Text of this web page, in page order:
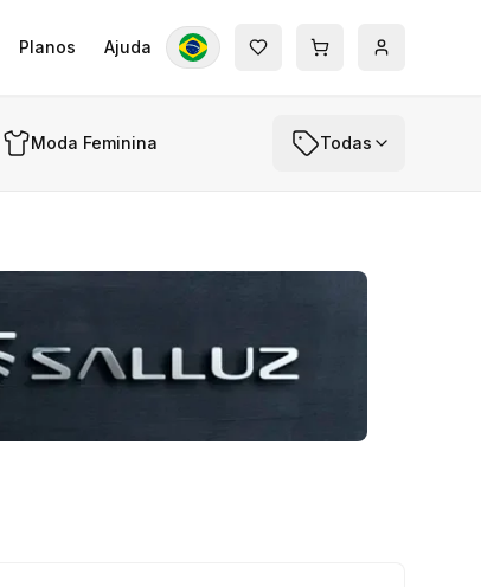
Planos Ajuda
Moda Feminina Todas